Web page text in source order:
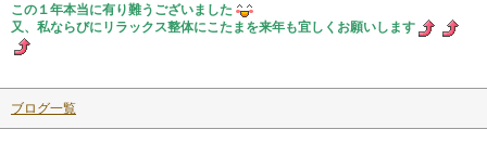
この１年本当に有り難うございました
又、私ならびにリラックス整体にこたまを来年も宜しくお願いします
ブログ一覧